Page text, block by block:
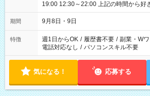
19:00 12:30～22:00 上記の時間から好きな時間を選べます！ ※
時間は変更となる可能性があります
期間 9月8日・9日
特徴 週1日からOK / 履歴書不要 / 副業・W
電話対応なし / パソコンスキル不要
気になる！ 応募する